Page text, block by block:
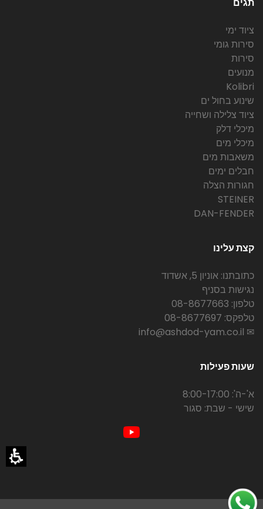
ציוד ימי
סירות גומי
סירות
מנועים
Kolibri
שינוע בחול ים
ציוד צלילה ושחייה
מיכלי דלק
מיכלי מים
משאבות מים
חבלים ימים
חגורות הצלה
STEINER
DAN-FENDER
קצת עלינו
כתובתנו: אוניון 5, אשדוד
נגישות בסניף
טלפון: 08-8677663
טלפקס: 08-8677697
✉ info@ashdod-yam.co.il
שעות פעילות
א'-ה': 8:00-17:00
שישי - שבת: סגור